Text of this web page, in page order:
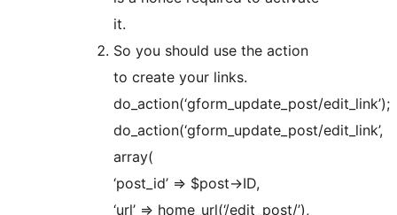
it.
So you should use the action
to create your links.
do_action(‘gform_update_post/edit_link’);
do_action(‘gform_update_post/edit_link’,
array(
‘post_id’ => $post->ID,
‘url’ => home_url(‘/edit_post/’),